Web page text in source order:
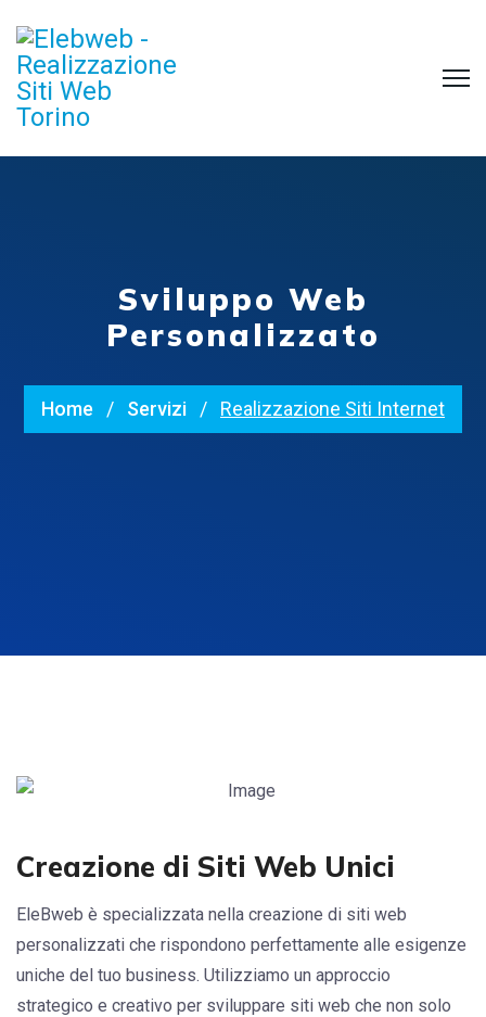
Sviluppo Web
Personalizzato
Home Servizi Realizzazione Siti Internet
Creazione di Siti Web Unici
EleBweb è specializzata nella creazione di siti web
personalizzati che rispondono perfettamente alle esigenze
uniche del tuo business. Utilizziamo un approccio
strategico e creativo per sviluppare siti web che non solo